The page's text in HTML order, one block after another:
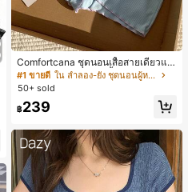
Comfortcana ชุดนอนเสื้อสายเดี่ยวแต่
งระบายและกางเกงขาสั้นสำหรับผู้หญิง
#1 ขายดี
ใน ลำลอง-ยัง ชุดนอนผู้หญิง
50+ sold
฿239